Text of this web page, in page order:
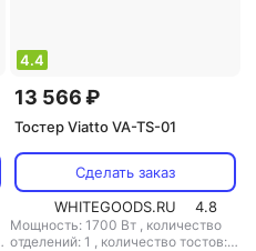
4.4
13 566 ₽
Тостер Viatto VA-TS-01
Сделать заказ
WHITEGOODS.RU
4.8
Мощность: 1700 Вт , количество
отделений: 1 , количество тостов: 2